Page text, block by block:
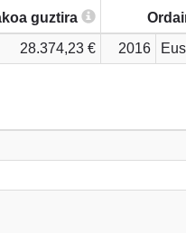
guztira
28.374,23 € 2016